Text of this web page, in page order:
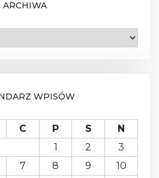
ARCHIWA
WPISÓW
C P S
N
1
2
3
7 8 9
10